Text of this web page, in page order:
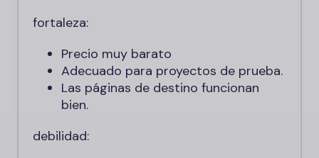
fortaleza:
Precio muy barato
Adecuado para proyectos de prueba.
Las páginas de destino funcionan
bien.
debilidad: